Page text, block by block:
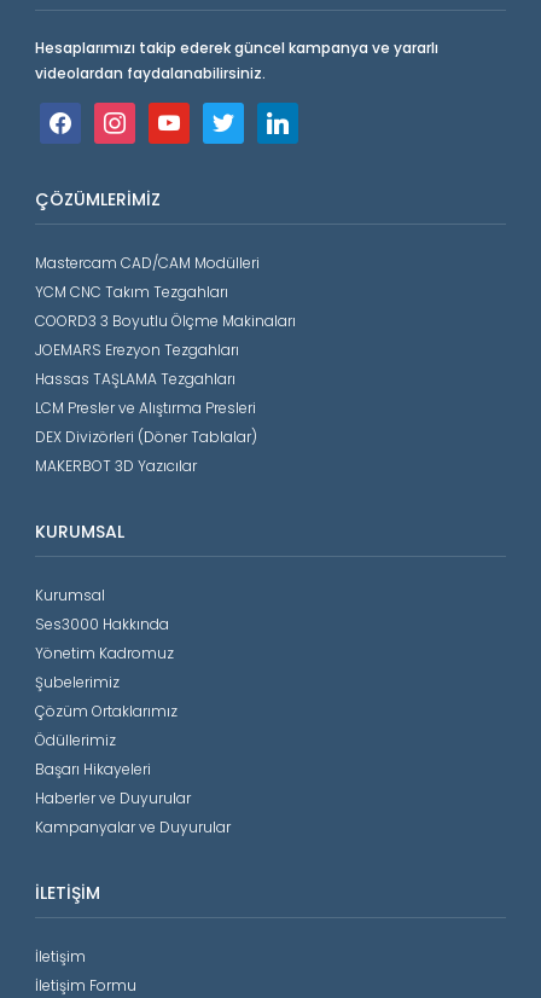
Hesaplarımızı takip ederek güncel kampanya ve yararlı
videolardan faydalanabilirsiniz.
facebookinstagramyoutube twitter linkedin
ÇÖZÜMLERIMIZ
Mastercam CAD/CAM Modülleri
YCM CNC Takım Tezgahları
COORD3 3 Boyutlu Ölçme Makinaları
JOEMARS Erezyon Tezgahları
Hassas TAŞLAMA Tezgahları
LCM Presler ve Alıştırma Presleri
DEX Divizörleri (Döner Tablalar)
MAKERBOT 3D Yazıcılar
KURUMSAL
Kurumsal
Ses3000 Hakkında
Yönetim Kadromuz
Şubelerimiz
Çözüm Ortaklarımız
Ödüllerimiz
Başarı Hikayeleri
Haberler ve Duyurular
Kampanyalar ve Duyurular
İLETIŞIM
İletişim
İletişim Formu